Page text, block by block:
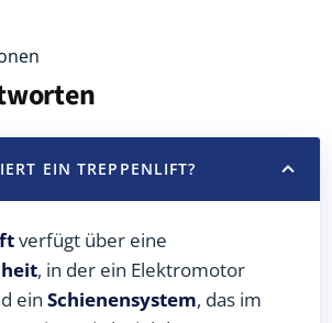
EIN TREPPENLIFT?
verfügt über eine
, in der ein Elektromotor
ein Schienensystem, das im